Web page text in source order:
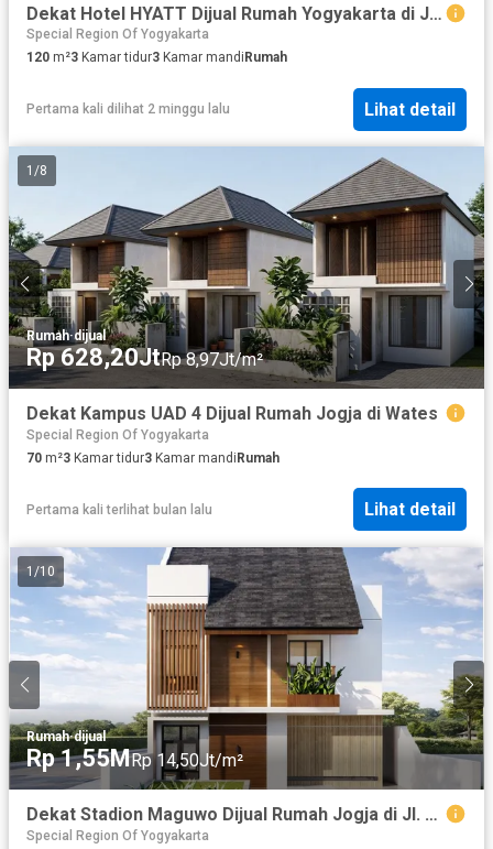
Dekat Hotel HYATT Dijual Rumah Yogyakarta di Jakal Km.8
Special Region Of Yogyakarta
120 m²3 Kamar tidur3 Kamar mandi Rumah
Pertama kali dilihat 2 minggu lalu Lihat detail
1 /8
Rumah·dijual
Rp 628,20JtRp 8,97Jt/m²
Dekat Kampus UAD 4 Dijual Rumah Jogja di Wates
Special Region Of Yogyakarta
70 m²3 Kamar tidur3 Kamar mandi Rumah
Pertama kali terlihat bulan lalu Lihat detail
1 /10
Rumah·dijual
Rp 1,55MRp 14,50Jt/m²
Dekat Stadion Maguwo Dijual Rumah Jogja di Jl. Stadion
Special Region Of Yogyakarta